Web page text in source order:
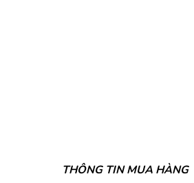
THÔNG TIN MUA HÀNG